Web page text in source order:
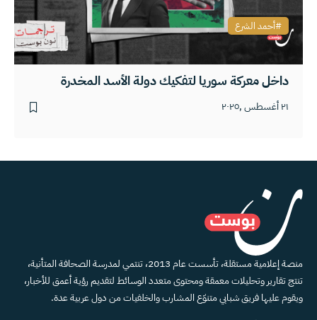
داخل معركة سوريا لتفكيك دولة الأسد المخدرة
٢١ أغسطس ,٢٠٢٥
أحمد الشرع
منصة إعلامية مستقلة، تأسست عام 2013، تنتمي لمدرسة الصحافة المتأنية،
تنتج تقارير وتحليلات معمقة ومحتوى متعدد الوسائط لتقديم رؤية أعمق للأخبار،
ويقوم عليها فريق شبابي متنوّع المشارب والخلفيات من دول عربية عدة.